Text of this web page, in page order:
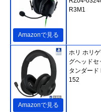
Amazonで見る
R3M1
Amazonで見る
ホリ ホリ
グヘッドセ
タンダード
152